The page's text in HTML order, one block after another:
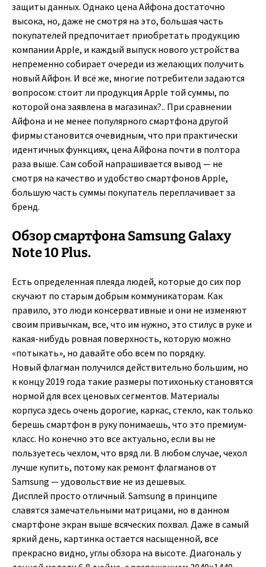
защиты данных. Однако цена Айфона достаточно
высока, но, даже не смотря на это, большая часть
покупателей предпочитает приобретать продукцию
компании Apple, и каждый выпуск нового устройства
непременно собирает очереди из желающих получить
новый Айфон. И всё же, многие потребители задаются
вопросом: стоит ли продукция Apple той суммы, по
которой она заявлена в магазинах?.. При сравнении
Айфона и не менее популярного смартфона другой
фирмы становится очевидным, что при практически
идентичных функциях, цена Айфона почти в полтора
раза выше. Сам собой напрашивается вывод — не
смотря на качество и удобство смартфонов Apple,
большую часть суммы покупатель переплачивает за
бренд.
Обзор смартфона Samsung Galaxy
Note 10 Plus.
Есть определенная плеяда людей, которые до сих пор
скучают по старым добрым коммуникаторам. Как
правило, это люди консервативные и они не изменяют
своим привычкам, все, что им нужно, это стилус в руке и
какая-нибудь ровная поверхность, которую можно
«потыкать», но давайте обо всем по порядку.
Новый флагман получился действительно большим, но
к концу 2019 года такие размеры потихоньку становятся
нормой для всех ценовых сегментов. Материалы
корпуса здесь очень дорогие, каркас, стекло, как только
берешь смартфон в руку понимаешь, что это премиум-
класс. Но конечно это все актуально, если вы не
пользуетесь чехлом, что вряд ли. В любом случае, чехол
лучше купить, потому как ремонт флагманов от
Samsung — удовольствие не из дешевых.
Дисплей просто отличный. Samsung в принципе
славятся замечательными матрицами, но в данном
смартфоне экран выше всяческих похвал. Даже в самый
яркий день, картинка остается насыщенной, все
прекрасно видно, углы обзора на высоте. Диагональ у